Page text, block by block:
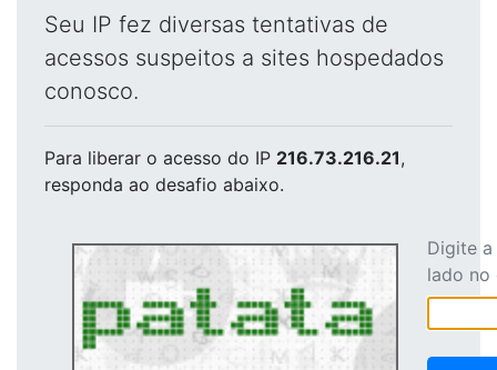
Seu IP fez diversas tentativas de
acessos suspeitos a sites hospedados
conosco.
Para liberar o acesso do IP 216.73.216.21,
responda ao desafio abaixo.
Digite
lado no